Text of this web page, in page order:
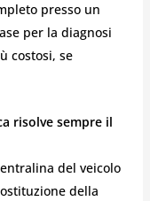
presso un
per la diagnosi
costosi, se
risolve sempre il
del veicolo
della